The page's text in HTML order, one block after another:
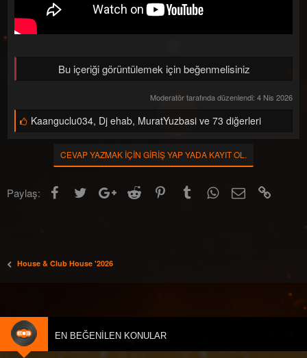
Bu içeriği görüntülemek için beğenmelisiniz
Moderatör tarafında düzenlendi: 4 Nis 2026
B
e
Kaanguclu034, Dj ehab, MuratYuzbasi ve 73 diğerleri
CEVAP YAZMAK IÇIN GIRIŞ YAP YADA KAYIT OL.
Paylaş: FacebookTwitterGoogle+Reddit PinterestTumblrWhatsApp
E-posta
House & Club House '2026
EN BEĞENILEN KONULAR